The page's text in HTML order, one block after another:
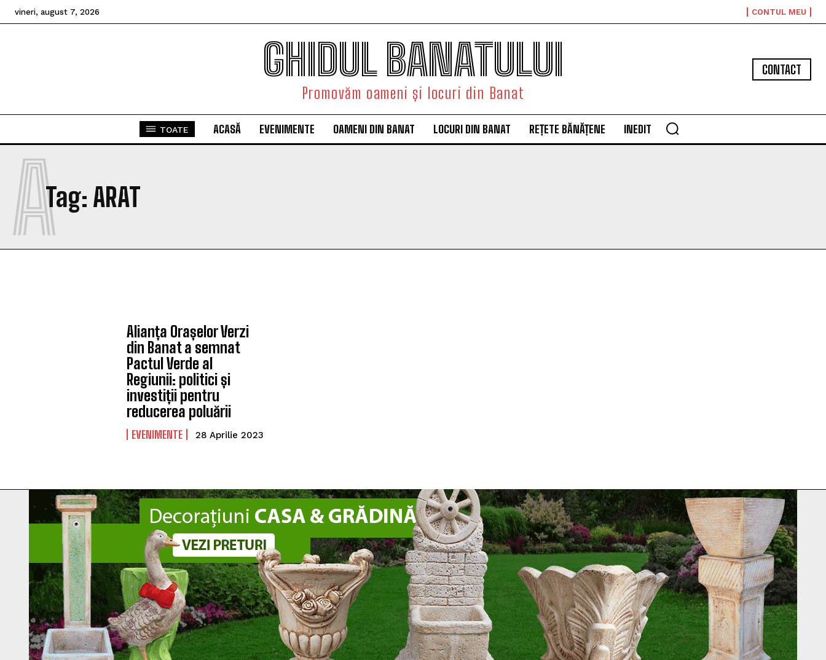
vineri, august 7, 2026 CONTUL MEU
GHIDUL BANATULUI
Promovăm oameni și locuri din Banat
CONTACT
TOATE ACASĂ EVENIMENTE OAMENI DIN BANAT LOCURI DIN BANAT REȚETE BĂNĂȚENE INEDIT
Tag: ARAT
A
Alianța Orașelor Verzi
din Banat a semnat
Pactul Verde al
Regiunii: politici și
investiții pentru
reducerea poluării
EVENIMENTE 28 Aprilie 2023